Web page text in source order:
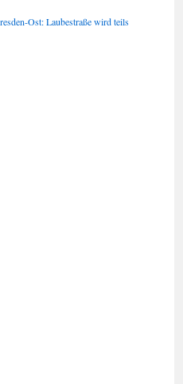
Ost: Laubestraße wird teils